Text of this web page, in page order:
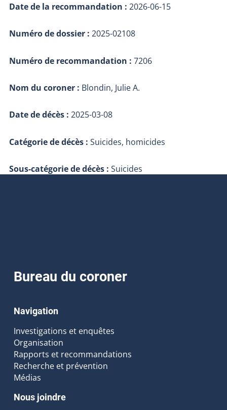
Date de la recommandation : 2026-06-15
Numéro de dossier : 2025-02108
Numéro de recommandation : 7206
Nom du coroner : Blondin, Julie A.
Date de décès : 2025-03-08
Catégorie de décès : Suicides, homicides
Sous-catégorie de décès : Suicides
Bureau du coroner
Navigation
Investigations et enquêtes
Organisation
Rapports et recommandations
Recherche et prévention
Médias
Nous joindre